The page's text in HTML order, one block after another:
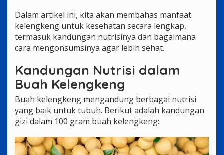
Dalam artikel ini, kita akan membahas manfaat
kelengkeng untuk kesehatan secara lengkap,
termasuk kandungan nutrisinya dan bagaimana
cara mengonsumsinya agar lebih sehat.
Kandungan Nutrisi dalam
Buah Kelengkeng
Buah kelengkeng mengandung berbagai nutrisi
yang baik untuk tubuh. Berikut adalah kandungan
gizi dalam 100 gram buah kelengkeng: